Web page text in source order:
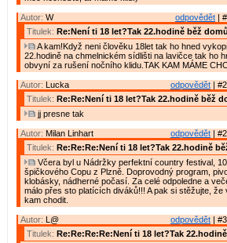
odpovědět |
Autor: W
Titulek: Re:Není ti 18 let?Tak 22.hodině běž
A kam!Když neni člověku 18let tak ho hned
22.hodině na chmelnickém sídlišti na lavičce tak ho
obvyní za rušení nočního klidu.TAK KAM MÁME
odpovědět |
Autor: Lucka
Titulek: Re:Re:Není ti 18 let?Tak 22.hodině běž
jj presne tak
odpovědět |
Autor: Milan Linhart
Titulek: Re:Re:Re:Není ti 18 let?Tak 22.hodině
Včera byl u Nádržky perfektní country festival,
špičkového Copu z Plzně. Doprovodný program,
klobásky, nádherné počasí. Za celé odpoledne a
málo přes sto platících diváků!!! A pak si stěžujte, že
kam chodit.
odpovědět |
Autor: L@
Titulek: Re:Re:Re:Re:Není ti 18 let?Tak